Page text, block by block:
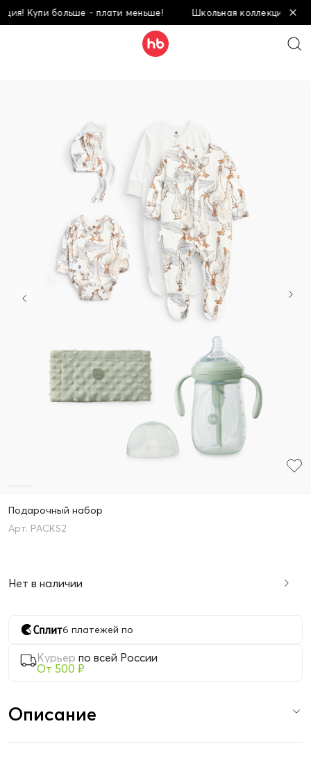
Купи больше - плати меньше! Школьная коллекция!
Подарочный набор
PACKS2
Нет в наличии
6 платежей по
Курьер по всей России
От 500 ₽
Описание